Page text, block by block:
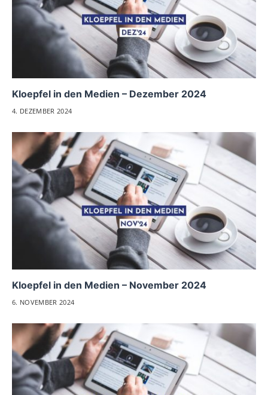
Kloepfel in den Medien – Dezember 2024
4. DEZEMBER 2024
Kloepfel in den Medien – November 2024
6. NOVEMBER 2024